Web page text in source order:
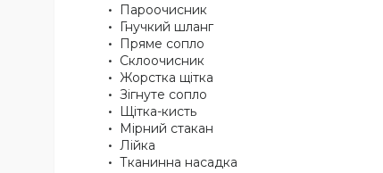
Пароочисник
Гнучкий шланг
Пряме сопло
Склоочисник
Жорстка щітка
Зігнуте сопло
Щітка-кисть
Мірний стакан
Лійка
Тканинна насадка